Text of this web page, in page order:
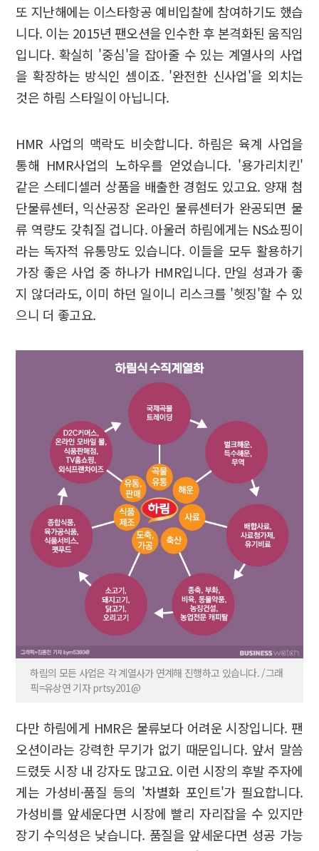
또 지난해에는 이스타항공 예비입찰에 참여하기도 했습
니다. 이는 2015년 팬오션을 인수한 후 본격화된 움직임
입니다. 확실히 '중심'을 잡아줄 수 있는 계열사의 사업
을 확장하는 방식인 셈이죠. '완전한 신사업'을 외치는
것은 하림 스타일이 아닙니다.
HMR 사업의 맥락도 비슷합니다. 하림은 육계 사업을
통해 HMR사업의 노하우를 얻었습니다. '용가리치킨'
같은 스테디셀러 상품을 배출한 경험도 있고요. 양재 첨
단물류센터, 익산공장 온라인 물류센터가 완공되면 물
류 역량도 갖춰질 겁니다. 아울러 하림에게는 NS쇼핑이
라는 독자적 유통망도 있습니다. 이들을 모두 활용하기
가장 좋은 사업 중 하나가 HMR입니다. 만일 성과가 좋
지 않더라도, 이미 하던 일이니 리스크를 '헷징'할 수 있
으니 더 좋고요.
하림의 모든 사업은 각 계열사가 연계해 진행하고 있습니다. /그래
픽=유상연 기자 prtsy201@
다만 하림에게 HMR은 물류보다 어려운 시장입니다. 팬
오션이라는 강력한 무기가 없기 때문입니다. 앞서 말씀
드렸듯 시장 내 강자도 많고요. 이런 시장의 후발 주자에
게는 가성비·품질 등의 '차별화 포인트'가 필요합니다.
가성비를 앞세운다면 시장에 빨리 자리잡을 수 있지만
장기 수익성은 낮습니다. 품질을 앞세운다면 성공 가능